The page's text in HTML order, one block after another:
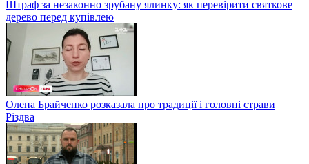
Штраф за незаконно зрубану ялинку: як перевірити святкове
дерево перед купівлею
Олена Брайченко розказала про традиції і головні страви
Різдва